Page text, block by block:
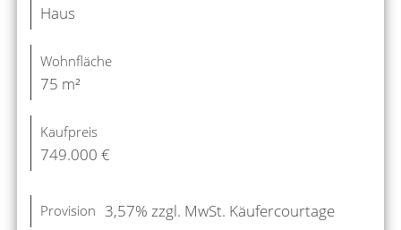
Haus
Wohnfläche
75 m²
Kaufpreis
749.000 €
Provision 3,57% zzgl. MwSt. Käufercourtage